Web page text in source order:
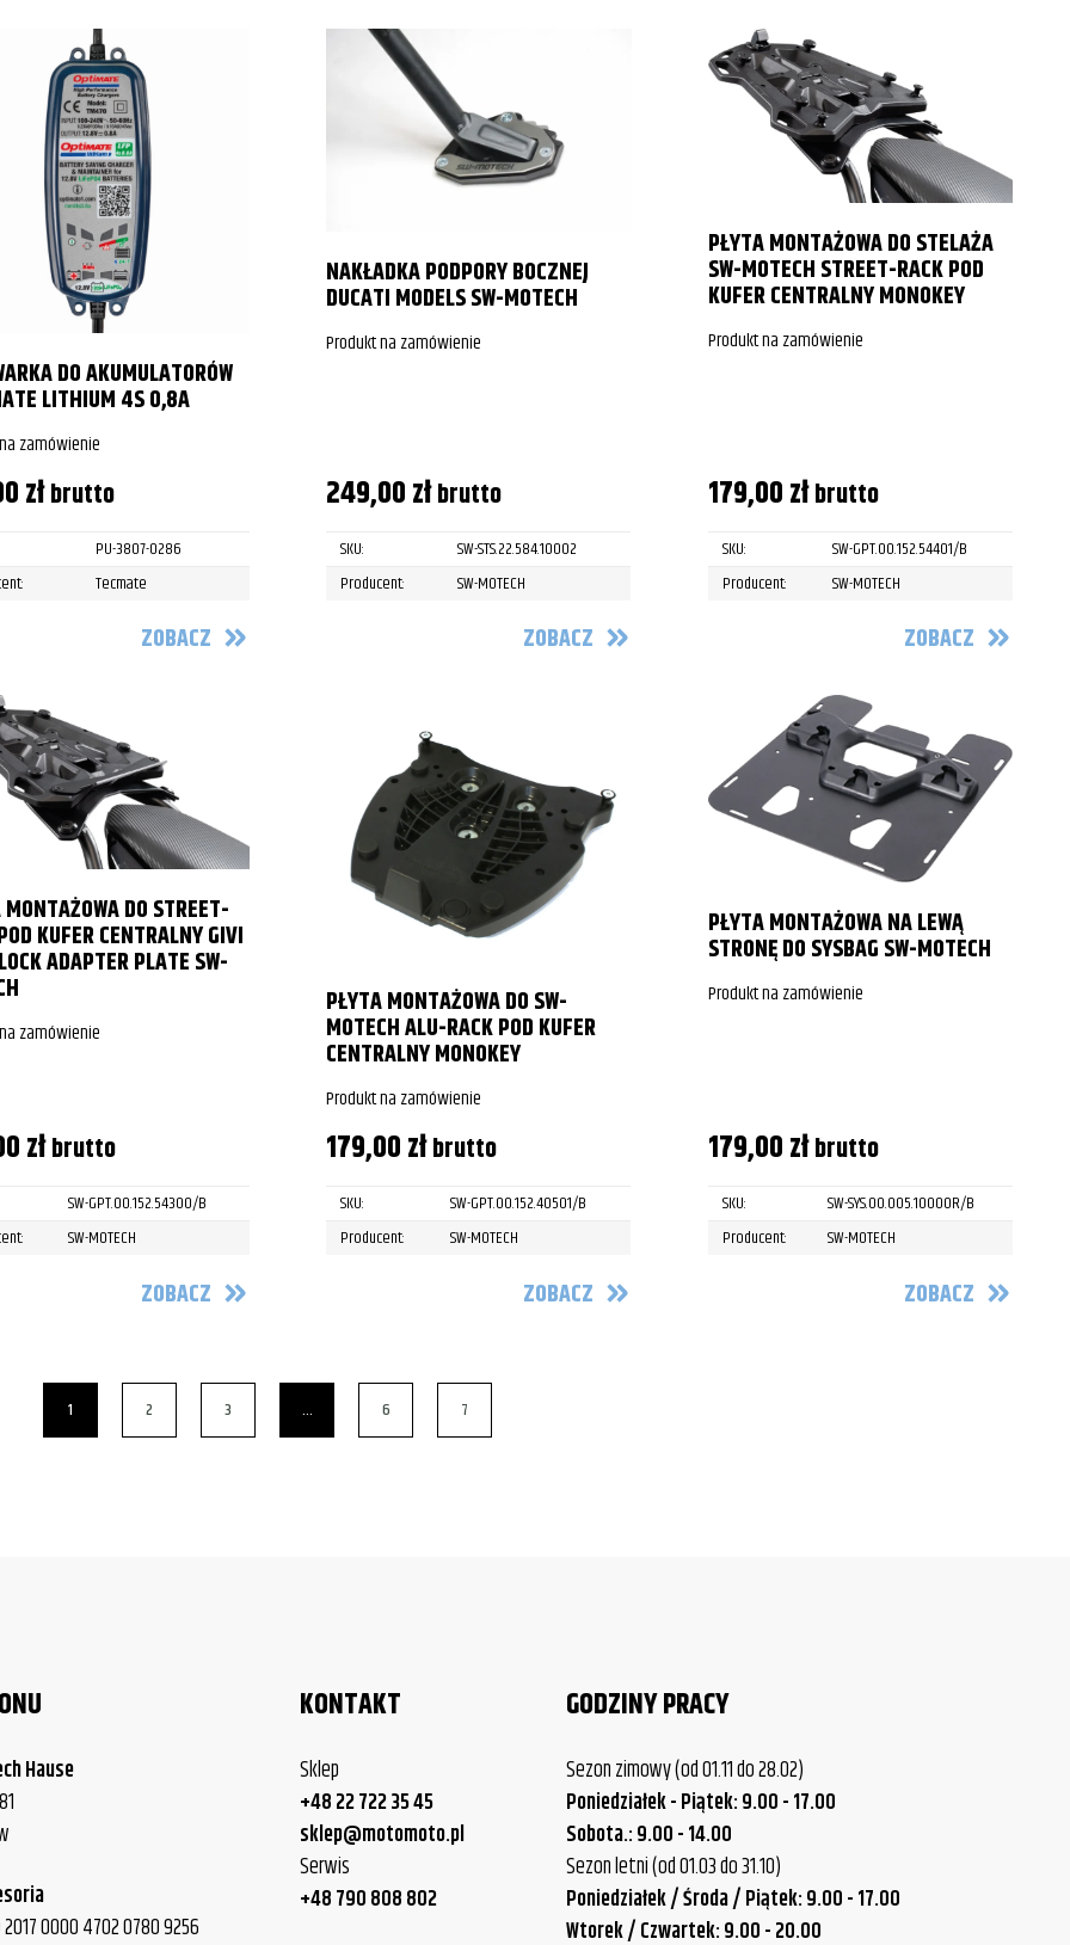
DO AKUMULATORÓW
LITHIUM 4S 0,8A
zamówienie
złbrutto
PU-3807-0286
Tecmate
ZOBACZ
NAKŁADKA PODPORY BOCZNEJ
DUCATI MODELS SW-MOTECH
Produkt na zamówienie
249,00złbrutto
SKU:
SW-STS.22.584.10002
Producent:
SW-MOTECH
ZOBACZ
PŁYTA MONTAŻOWA DO STELAŻA
SW-MOTECH STREET-RACK POD
KUFER CENTRALNY MONOKEY
Produkt na zamówienie
179,00złbrutto
SKU:
SW-GPT.00.152.54401/B
Producent:
SW-MOTECH
ZOBACZ
DO STREET-
KUFER CENTRALNY GIVI
ADAPTER PLATE SW-
zamówienie
złbrutto
SW-GPT.00.152.54300/B
SW-MOTECH
ZOBACZ
PŁYTA MONTAŻOWA DO SW-
MOTECH ALU-RACK POD KUFER
CENTRALNY MONOKEY
Produkt na zamówienie
179,00złbrutto
SKU:
SW-GPT.00.152.40501/B
Producent:
SW-MOTECH
ZOBACZ
PŁYTA MONTAŻOWA NA LEWĄ
STRONĘ DO SYSBAG SW-MOTECH
Produkt na zamówienie
179,00złbrutto
SKU:
SW-SYS.00.005.10000R/B
Producent:
SW-MOTECH
ZOBACZ
1 2 3 … 6 7
Hause
2017 0000 4702 0780 9256
KONTAKT
Sklep
+48 22 722 35 45
sklep@motomoto.pl
Serwis
+48 790 808 802
GODZINY PRACY
Sezon zimowy (od 01.11 do 28.02)
Poniedziałek - Piątek: 9.00 - 17.00
Sobota.: 9.00 - 14.00
Sezon letni (od 01.03 do 31.10)
Poniedziałek / Środa / Piątek: 9.00 - 17.00
Wtorek / Czwartek: 9.00 - 20.00